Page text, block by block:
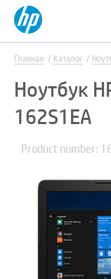
Главная Каталог
Ноутбук
162S1EA
Product number: